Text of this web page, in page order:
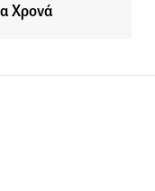
Χρονά